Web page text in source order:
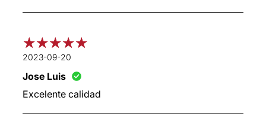
2023-09-20
Jose Luis
Excelente calidad